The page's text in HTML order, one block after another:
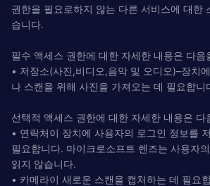
권한을 필요로하지 않는 다른 서비스에 대한
습니다.
필수 액세스 권한에 대한 자세한 내용은 다음
• 저장소(사진,비디오,음악 및 오디오)–장치
나 스캔을 위해 사진을 가져오는 데 필요합니
선택적 액세스 권한에 대한 자세한 내용은 다
• 연락처이 장치에 사용자의 로그인 정보를
필요합니다. 마이크로소프트 렌즈는 사용자
읽지 않습니다.
• 카메라이 새로운 스캔을 캡처하는 데 필요